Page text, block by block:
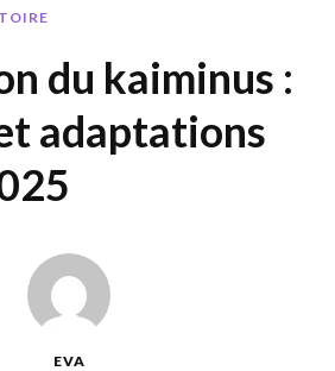
du kaiminus :
adaptations
EVA